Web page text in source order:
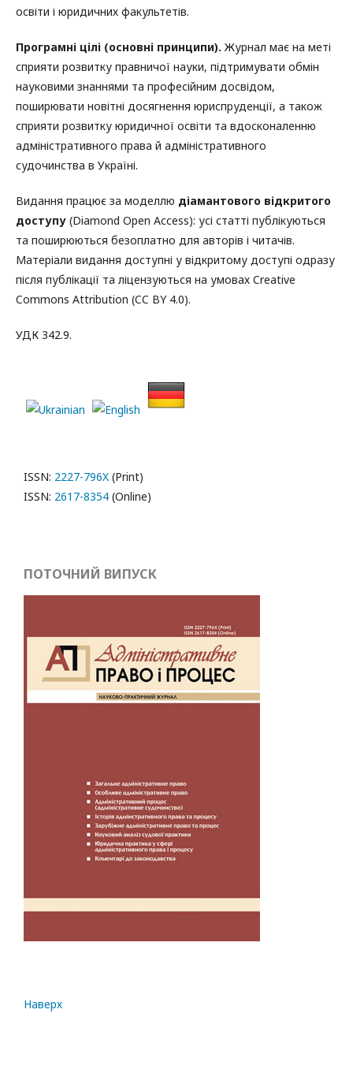
освіти і юридичних факультетів.
Програмні цілі (основні принципи). Журнал має на меті
сприяти розвитку правничої науки, підтримувати обмін
науковими знаннями та професійним досвідом,
поширювати новітні досягнення юриспруденції, а також
сприяти розвитку юридичної освіти та вдосконаленню
адміністративного права й адміністративного
судочинства в Україні.
Видання працює за моделлю діамантового відкритого
доступу (Diamond Open Access): усі статті публікуються
та поширюються безоплатно для авторів і читачів.
Матеріали видання доступні у відкритому доступі одразу
після публікації та ліцензуються на умовах Creative
Commons Attribution (CC BY 4.0).
УДК 342.9.
ISSN: 2227-796X (Print)
ISSN: 2617-8354 (Online)
ПОТОЧНИЙ ВИПУСК
Наверх